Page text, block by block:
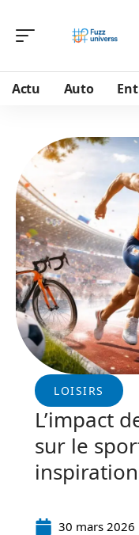
Actu Auto
LOISIRS
L’impact
sur le
30 mars 2026